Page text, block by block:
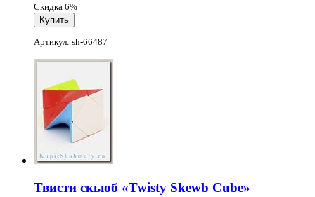
Скидка 6%
Артикул: sh-66487
Твисти скьюб «Twisty Skewb Сube»